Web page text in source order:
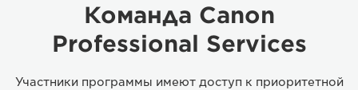
Команда Canon
Professional Services
Участники программы имеют доступ к приоритетной